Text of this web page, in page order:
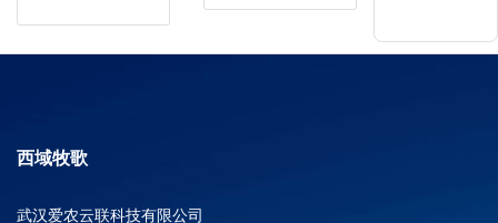
西域牧歌
武汉爱农云联科技有限公司